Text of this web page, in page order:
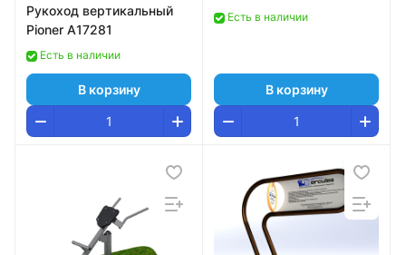
Рукоход вертикальный
Pioner A17281
Есть в наличии
В корзину
Есть в наличии
В корзину